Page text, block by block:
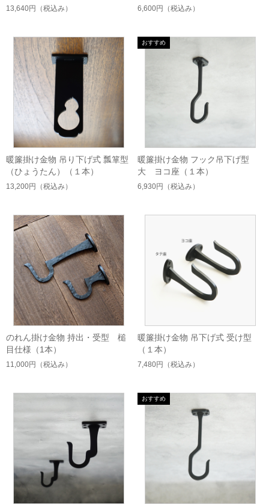
13,640円 （税込み） 6,600円 （税込み）
暖簾掛け金物 吊り下げ式 瓢箪型
（ひょうたん）（１本）
13,200円 （税込み）
暖簾掛け金物 フック吊下げ型
大 ヨコ座（１本）
6,930円 （税込み）
のれん掛け金物 持出・受型 槌
目仕様（1本）
11,000円 （税込み）
暖簾掛け金物 吊下げ式 受け型
（１本）
7,480円 （税込み）